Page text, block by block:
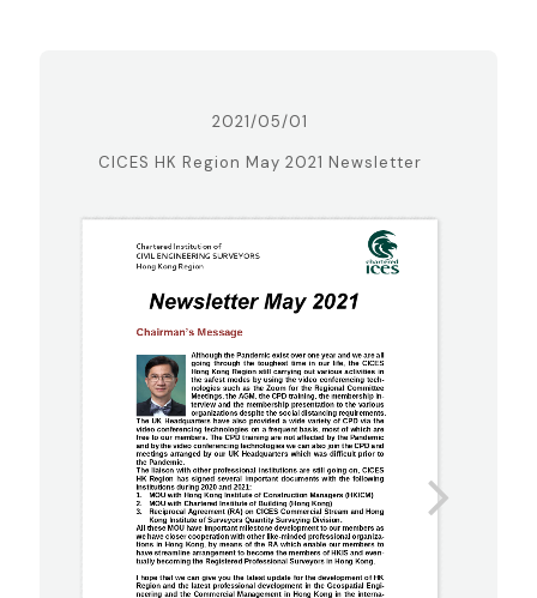
2021/05/01
CICES HK Region May 2021 Newsletter